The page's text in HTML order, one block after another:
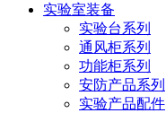
实验室装备
实验台系列
通风柜系列
功能柜系列
安防产品系列
实验产品配件